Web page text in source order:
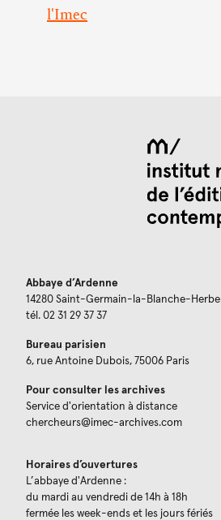
l'Imec
Abbaye d’Ardenne
14280 Saint-Germain-la-Blanche-Herbe
tél. 02 31 29 37 37
Bureau parisien
6, rue Antoine Dubois, 75006 Paris
Pour consulter les archives
Service d'orientation à distance
chercheurs@imec-archives.com
Horaires d’ouvertures
L’abbaye d'Ardenne :
du mardi au vendredi de 14h à 18h
fermée les week-ends et les jours fériés